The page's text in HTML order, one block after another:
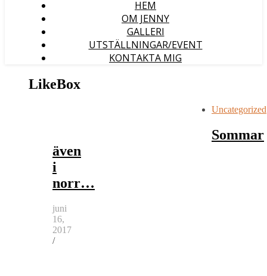
HEM
OM JENNY
GALLERI
UTSTÄLLNINGAR/EVENT
KONTAKTA MIG
LikeBox
Uncategorized
Sommar
även
i
norr…
juni
16,
2017
/